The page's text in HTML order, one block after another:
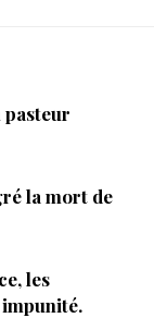
pasteur
la mort de
les
impunité.